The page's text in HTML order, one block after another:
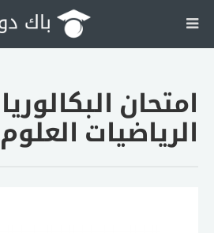
الرياضيات